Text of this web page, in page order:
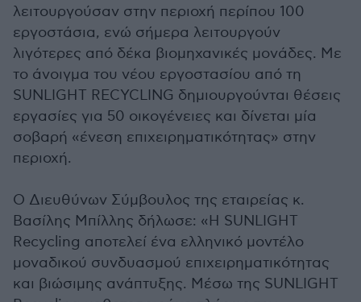
λειτουργούσαν στην περιοχή περίπου 100
εργοστάσια, ενώ σήμερα λειτουργούν
λιγότερες από δέκα βιομηχανικές μονάδες. Με
το άνοιγμα του νέου εργοστασίου από τη
SUNLIGHT RECYCLING δημιουργούνται θέσεις
εργασίες για 50 οικογένειες και δίνεται μία
σοβαρή «ένεση επιχειρηματικότητας» στην
περιοχή.
Ο Διευθύνων Σύμβουλος της εταιρείας κ.
Βασίλης Μπίλλης δήλωσε: «Η SUNLIGHT
Recycling αποτελεί ένα ελληνικό μοντέλο
μοναδικού συνδυασμού επιχειρηματικότητας
και βιώσιμης ανάπτυξης. Μέσω της SUNLIGHT